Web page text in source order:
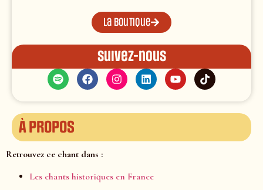
La boutique
Suivez-nous
À propos
Retrouvez ce chant dans :
Les chants historiques en France